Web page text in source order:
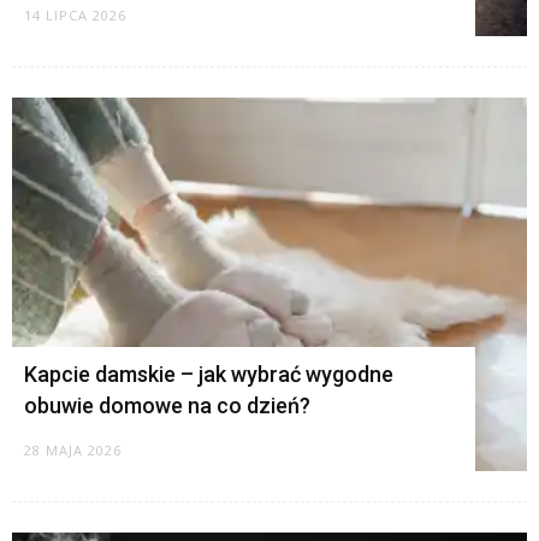
14 LIPCA 2026
Kapcie damskie – jak wybrać wygodne
obuwie domowe na co dzień?
28 MAJA 2026